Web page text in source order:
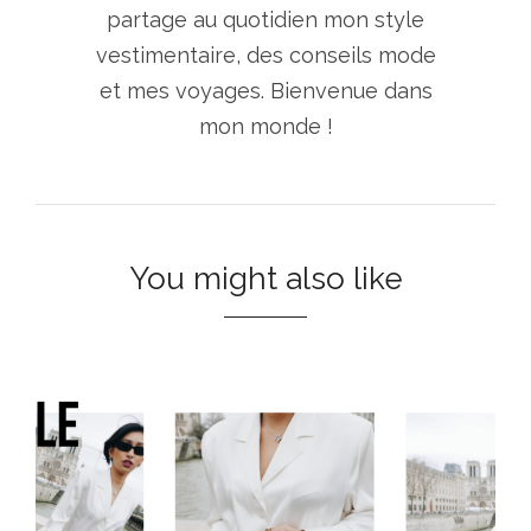
partage au quotidien mon style
vestimentaire, des conseils mode
et mes voyages. Bienvenue dans
mon monde !
You might also like